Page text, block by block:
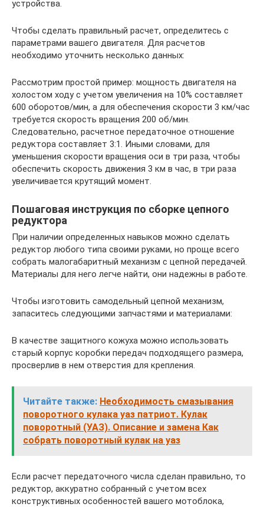
устройства.
Чтобы сделать правильный расчет, определитесь с
параметрами вашего двигателя. Для расчетов
необходимо уточнить несколько данных:
Рассмотрим простой пример: мощность двигателя на
холостом ходу с учетом увеличения на 10% составляет
600 оборотов/мин, а для обеспечения скорости 3 км/час
требуется скорость вращения 200 об/мин.
Следовательно, расчетное передаточное отношение
редуктора составляет 3:1. Иными словами, для
уменьшения скорости вращения оси в три раза, чтобы
обеспечить скорость движения 3 км в час, в три раза
увеличивается крутящий момент.
Пошаговая инструкция по сборке цепного
редуктора
При наличии определенных навыков можно сделать
редуктор любого типа своими руками, но проще всего
собрать малогабаритный механизм с цепной передачей.
Материалы для него легче найти, они надежны в работе.
Чтобы изготовить самодельный цепной механизм,
запаситесь следующими запчастями и материалами:
В качестве защитного кожуха можно использовать
старый корпус коробки передач подходящего размера,
просверлив в нем отверстия для крепления.
Читайте также: Необходимость смазывания
поворотного кулака уаз патриот. Кулак
поворотный (УАЗ). Описание и замена Как
собрать поворотный кулак на уаз
Если расчет передаточного числа сделан правильно, то
редуктор, аккуратно собранный с учетом всех
конструктивных особенностей вашего мотоблока,